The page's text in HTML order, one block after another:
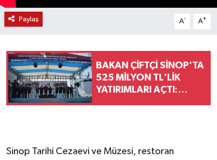
Paylaş A- A+
BAKAN ÇİFTÇİ SİNOP'TA
525 MİLYON TL'LİK
YATIRIMLARI AÇTI:
Sinop Tarihi Cezaevi ve Müzesi, restoran